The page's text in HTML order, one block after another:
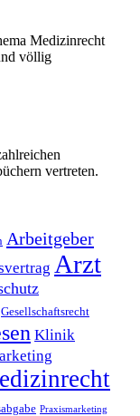
Medizinrecht
völlig
vertreten.
Arbeitgeber
Arzt
Gesellschaftsrecht
Klinik
Praxismarketing